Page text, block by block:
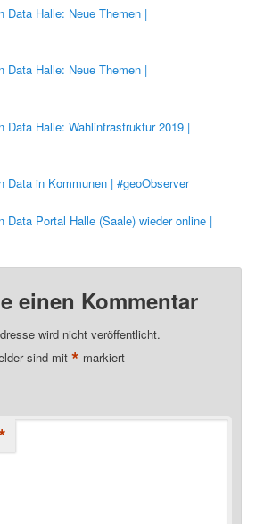
Data Halle: Neue Themen |
Data Halle: Neue Themen |
Data Halle: Wahlinfrastruktur 2019 |
Data in Kommunen | #geoObserver
Data Portal Halle (Saale) wieder online |
einen Kommentar
wird nicht veröffentlicht.
sind mit* markiert